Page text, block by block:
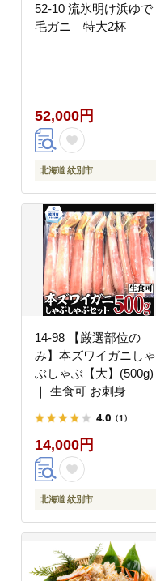
52-10 流氷明け浜ゆで
毛ガニ 特大2杯
52,000円
北海道 紋別市
14-98 【厳選部位の
み】本ズワイガニしゃ
ぶしゃぶ【大】(500g)
｜ 生食可 お刺身
4.0 （1）
14,000円
北海道 紋別市